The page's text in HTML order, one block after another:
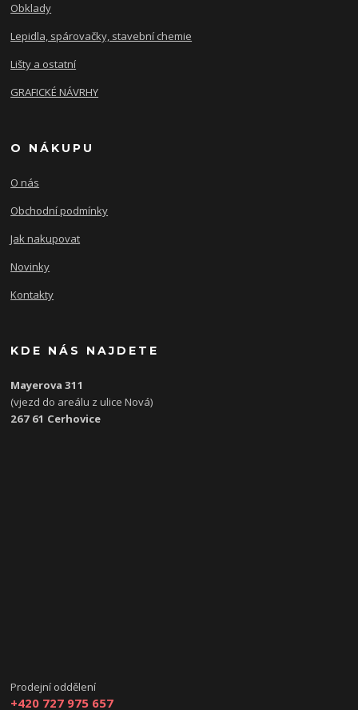
Obklady
Lepidla, spárovačky, stavební chemie
Lišty a ostatní
GRAFICKÉ NÁVRHY
O NÁKUPU
O nás
Obchodní podmínky
Jak nakupovat
Novinky
Kontakty
KDE NÁS NAJDETE
Mayerova 311
(vjezd do areálu z ulice Nová)
267 61 Cerhovice
Prodejní oddělení
+420 727 975 657